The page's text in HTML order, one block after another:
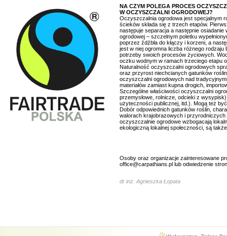
NA CZYM POLEGA PROCES
W OCZYSZCZALNI OGRODOWEJ?
Oczyszczalnia ogrodowa jest specjalnym
ścieków składa się z trzech etapów.
następuje separacja a następnie
ogrodowej – szczelnym poletku
poprzez źdźbła do kłączy i korzeni, a
jest w niej ogromna liczba różnego
potrzeby swoich procesów życiowych.
oczku wodnym w ramach trzeciego etapu
Naturalność oczyszczalni ogrodowych
oraz przyrost niechcianych gatunków
oczyszczalni ogrodowych nad
materiałów zamiast kupna drogich,
Szczególne właściwości oczyszczalni
przemysłowe, rolnicze, odcieki z
użyteczności publicznej, itd.). Mogą też
Dobór odpowiednich gatunków roślin,
walorach krajobrazowych i przyrodniczych
oczyszczalnie ogrodowe wzbogacają
ekologiczną lokalnej społeczności, są
Osoby oraz organizacje zainteresowane
office@carpathians.pl lub odwiedzenie
dr inż. Agnieszka Łopata